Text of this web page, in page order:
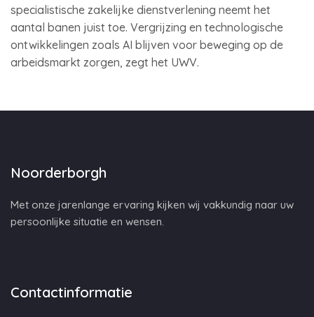
specialistische zakelijke dienstverlening neemt het
aantal banen juist toe. Vergrijzing en technologische
ontwikkelingen zoals AI blijven voor beweging op de
arbeidsmarkt zorgen, zegt het UWV.
Noorderborgh
Met onze jarenlange ervaring kijken wij vakkundig naar uw
persoonlijke situatie en wensen.
Contactinformatie